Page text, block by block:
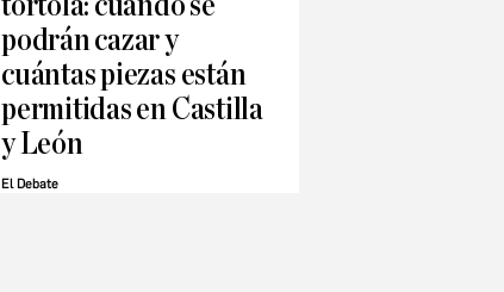
podrán cazar y
cuántas piezas están
permitidas en Castilla
y León
El Debate